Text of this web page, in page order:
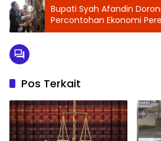
Bupati Syah Afandin
Percontohan Ekonomi
Pos Terkait